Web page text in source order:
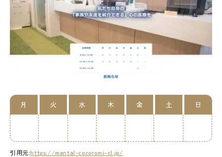
月 火 水 木 金 土 日
引用元:https://mental-cocoromi-cl.jp/